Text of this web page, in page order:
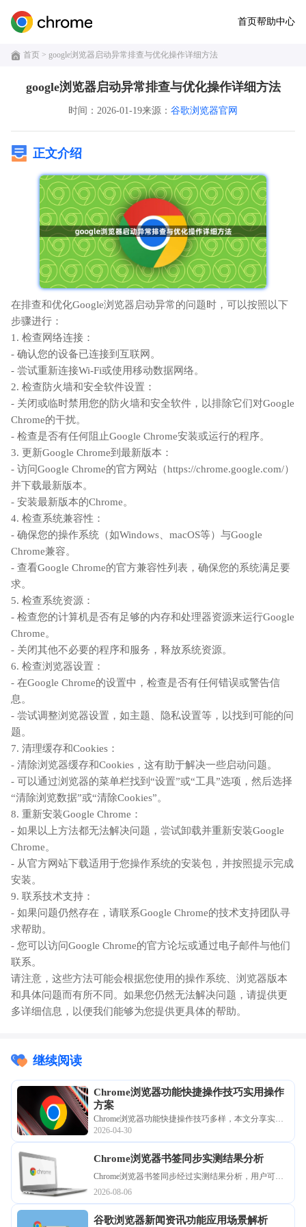
首页帮助中心
首页 > google浏览器启动异常排查与优化操作详细方法
google浏览器启动异常排查与优化操作详细方法
时间：2026-01-19来源： 谷歌浏览器官网
正文介绍
在排查和优化Google浏览器启动异常的问题时，可以按照以下
步骤进行：
1. 检查网络连接：
- 确认您的设备已连接到互联网。
- 尝试重新连接Wi-Fi或使用移动数据网络。
2. 检查防火墙和安全软件设置：
- 关闭或临时禁用您的防火墙和安全软件，以排除它们对Google
Chrome的干扰。
- 检查是否有任何阻止Google Chrome安装或运行的程序。
3. 更新Google Chrome到最新版本：
- 访问Google Chrome的官方网站（https://chrome.google.com/）
并下载最新版本。
- 安装最新版本的Chrome。
4. 检查系统兼容性：
- 确保您的操作系统（如Windows、macOS等）与Google
Chrome兼容。
- 查看Google Chrome的官方兼容性列表，确保您的系统满足要
求。
5. 检查系统资源：
- 检查您的计算机是否有足够的内存和处理器资源来运行Google
Chrome。
- 关闭其他不必要的程序和服务，释放系统资源。
6. 检查浏览器设置：
- 在Google Chrome的设置中，检查是否有任何错误或警告信
息。
- 尝试调整浏览器设置，如主题、隐私设置等，以找到可能的问
题。
7. 清理缓存和Cookies：
- 清除浏览器缓存和Cookies，这有助于解决一些启动问题。
- 可以通过浏览器的菜单栏找到“设置”或“工具”选项，然后选择
“清除浏览数据”或“清除Cookies”。
8. 重新安装Google Chrome：
- 如果以上方法都无法解决问题，尝试卸载并重新安装Google
Chrome。
- 从官方网站下载适用于您操作系统的安装包，并按照提示完成
安装。
9. 联系技术支持：
- 如果问题仍然存在，请联系Google Chrome的技术支持团队寻
求帮助。
- 您可以访问Google Chrome的官方论坛或通过电子邮件与他们
联系。
请注意，这些方法可能会根据您使用的操作系统、浏览器版本
和具体问题而有所不同。如果您仍然无法解决问题，请提供更
多详细信息，以便我们能够为您提供更具体的帮助。
继续阅读
Chrome浏览器功能快捷操作技巧实用操作
方案
Chrome浏览器功能快捷操作技巧多样，本文分享实用
操作方案和经验，帮助用户掌握快捷操作技巧，提高
浏览器操作效率和日常办公便捷性。
2026-04-30
Chrome浏览器书签同步实测结果分析
Chrome浏览器书签同步经过实测结果分析，用户可确
保书签在不同设备间稳定同步，便于信息管理和多端
浏览，提高日常使用效率。
2026-08-06
谷歌浏览器新闻资讯功能应用场景解析